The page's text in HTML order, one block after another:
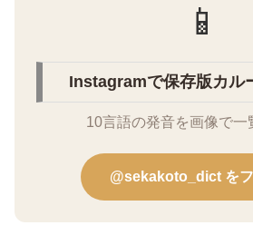
📱
Instagramで保存版カル
10言語の発音を画像で一
@sekakoto_dict を